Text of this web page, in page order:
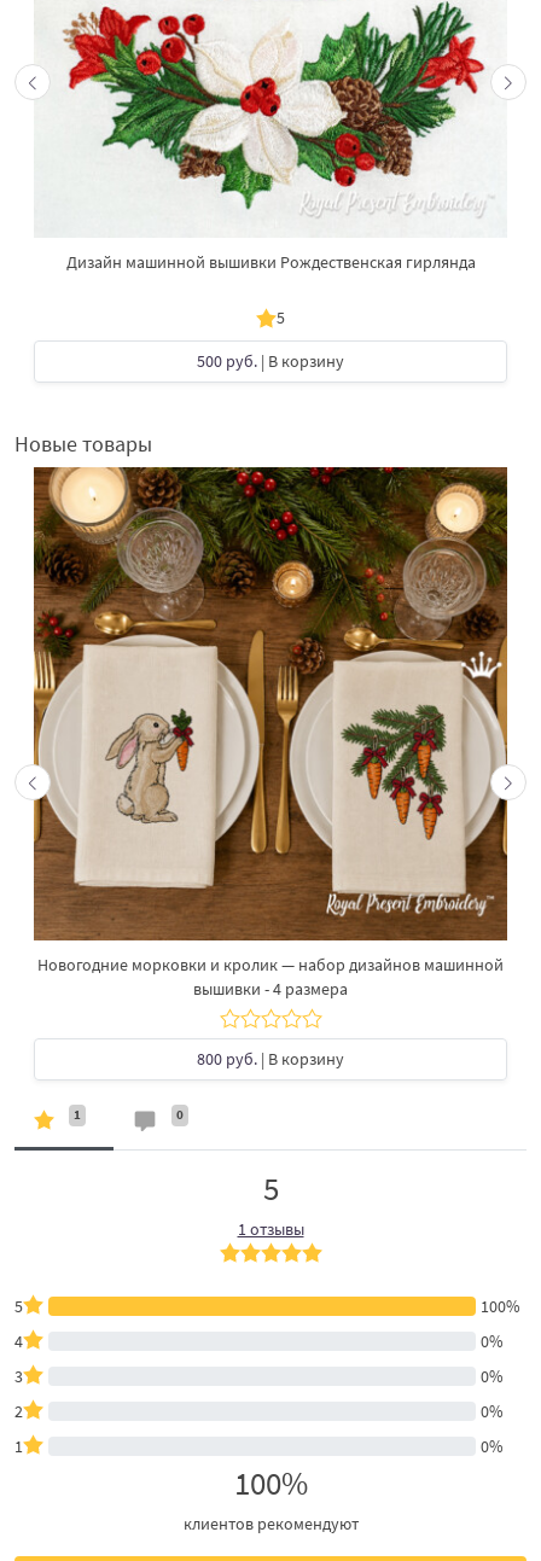
Дизайн машинной вышивки Рождественская гирлянда
5
500 руб. | В корзину
Новые товары
Новогодние морковки и кролик — набор дизайнов машинной
вышивки - 4 размера
800 руб. | В корзину
1 0
5
1 отзывы
5
100%
4
0%
3
0%
2
0%
1
0%
100%
клиентов рекомендуют